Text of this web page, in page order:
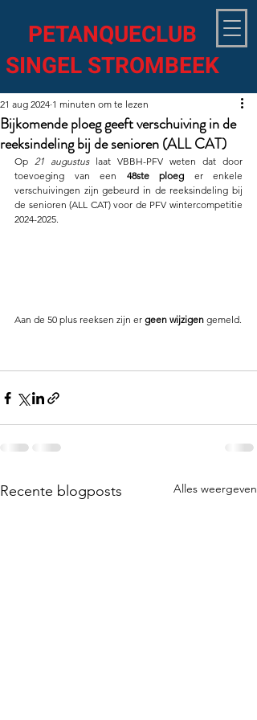
PETANQUECLUB
SINGEL STROMBEEK
Bijkomende ploeg geeft verschuiving in de
reeksindeling bij de senioren (ALL CAT)
21 aug 2024 1 minuten om te lezen
Op 21 augustus laat VBBH-PFV weten dat door
toevoeging van een 48ste ploeg er enkele
verschuivingen zijn gebeurd in de reeksindeling bij
de senioren (ALL CAT) voor de PFV wintercompetitie
2024-2025.
Aan de 50 plus reeksen zijn er geen wijzigen gemeld.
Recente blogposts Alles weergeven